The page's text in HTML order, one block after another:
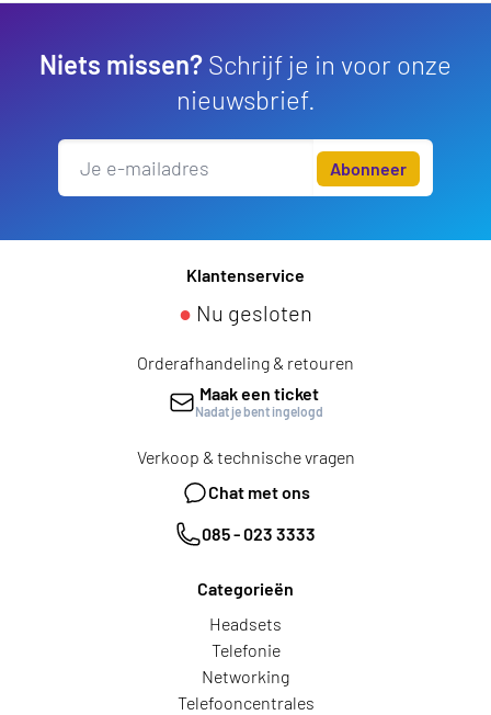
Niets missen? Schrijf je in voor onze
nieuwsbrief.
Abonneer
Klantenservice
● Nu gesloten
Orderafhandeling & retouren
Maak een ticket
Nadat je bent ingelogd
Verkoop & technische vragen
Chat met ons
085 - 023 3333
Categorieën
Headsets
Telefonie
Networking
Telefooncentrales